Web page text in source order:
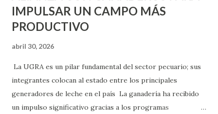
IMPULSAR UN CAMPO MÁS
PRODUCTIVO
abril 30, 2026
La UGRA es un pilar fundamental del sector pecuario; sus
integrantes colocan al estado entre los principales
generadores de leche en el país La ganadería ha recibido
un impulso significativo gracias a los programas